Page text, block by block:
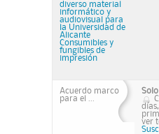
diverso material
informático y
audiovisual para
la Universidad de
Alicante
Consumibles y
fungibles de
impresión
Acuerdo marco
para el ...
ver